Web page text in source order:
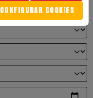
CONFIGURAR COOKIES